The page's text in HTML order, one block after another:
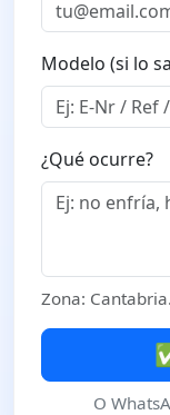
Modelo (si lo
¿Qué ocurre?
Zona: Cantabria.
O